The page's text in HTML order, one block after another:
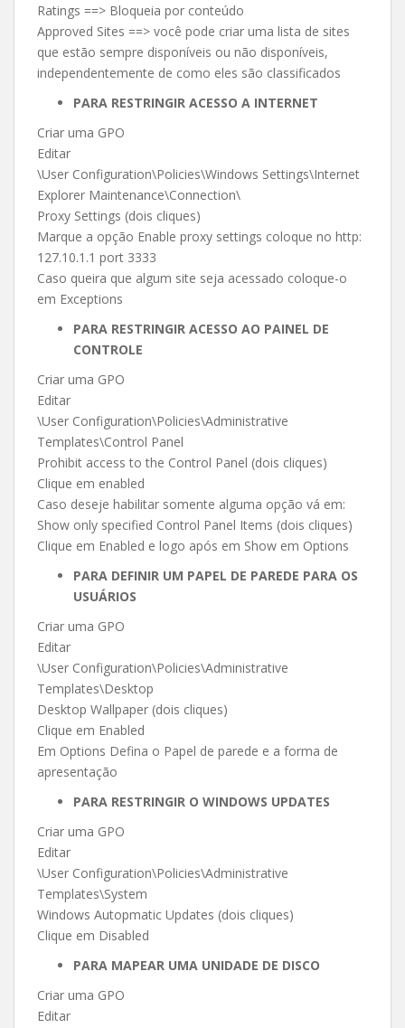
Ratings ==> Bloqueia por conteúdo
Approved Sites ==> você pode criar uma lista de sites
que estão sempre disponíveis ou não disponíveis,
independentemente de como eles são classificados
PARA RESTRINGIR ACESSO A INTERNET
Criar uma GPO
Editar
\User Configuration\Policies\Windows Settings\Internet
Explorer Maintenance\Connection\
Proxy Settings (dois cliques)
Marque a opção Enable proxy settings coloque no http:
127.10.1.1 port 3333
Caso queira que algum site seja acessado coloque-o
em Exceptions
PARA RESTRINGIR ACESSO AO PAINEL DE
CONTROLE
Criar uma GPO
Editar
\User Configuration\Policies\Administrative
Templates\Control Panel
Prohibit access to the Control Panel (dois cliques)
Clique em enabled
Caso deseje habilitar somente alguma opção vá em:
Show only specified Control Panel Items (dois cliques)
Clique em Enabled e logo após em Show em Options
PARA DEFINIR UM PAPEL DE PAREDE PARA OS
USUÁRIOS
Criar uma GPO
Editar
\User Configuration\Policies\Administrative
Templates\Desktop
Desktop Wallpaper (dois cliques)
Clique em Enabled
Em Options Defina o Papel de parede e a forma de
apresentação
PARA RESTRINGIR O WINDOWS UPDATES
Criar uma GPO
Editar
\User Configuration\Policies\Administrative
Templates\System
Windows Autopmatic Updates (dois cliques)
Clique em Disabled
PARA MAPEAR UMA UNIDADE DE DISCO
Criar uma GPO
Editar